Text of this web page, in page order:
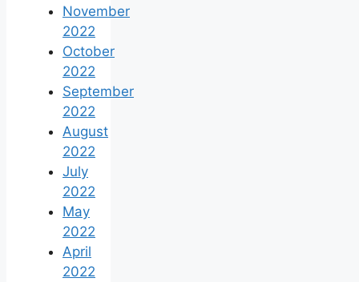
November
2022
October
2022
September
2022
August
2022
July
2022
May
2022
April
2022